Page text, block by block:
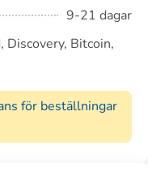
9-21 dagar
Discovery, Bitcoin,
för beställningar